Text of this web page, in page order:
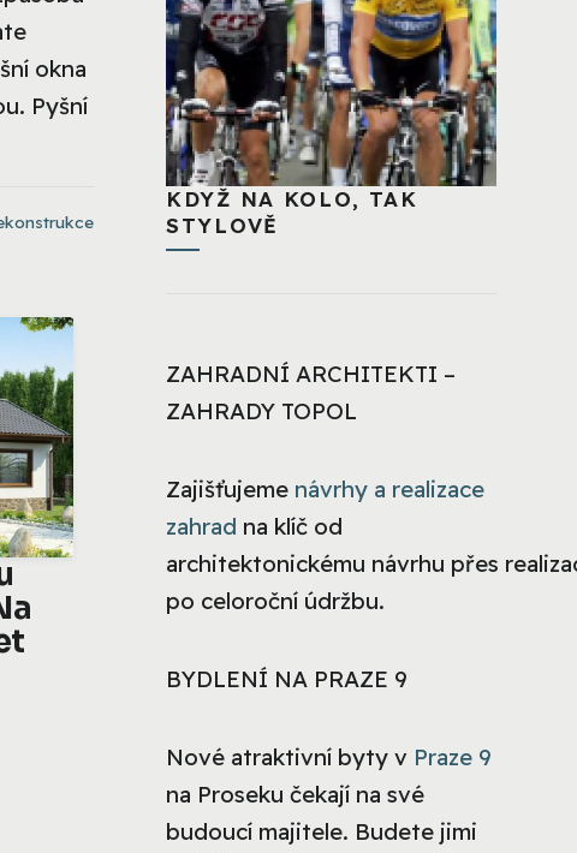
okna
Pyšní
KDYŽ NA KOLO, TAK
STYLOVĚ
ZAHRADNÍ ARCHITEKTI –
ZAHRADY TOPOL
Zajišťujeme návrhy a realizace
zahrad na klíč od
architektonickému návrhu přes
po celoroční údržbu.
BYDLENÍ NA PRAZE 9
Nové atraktivní byty v Praze 9
na Proseku čekají na své
budoucí majitele. Budete jimi